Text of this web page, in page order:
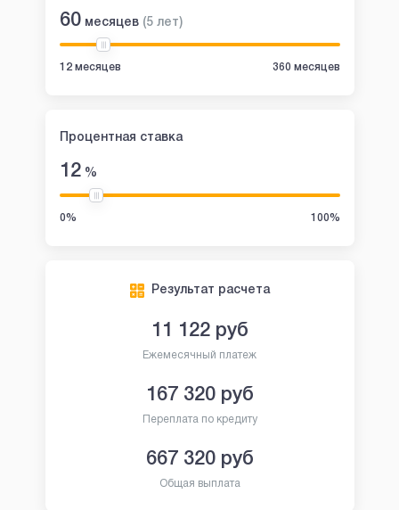
60 месяцев (5 лет)
12 месяцев 360 месяцев
Процентная ставка
12%
0% 100%
Результат расчета
11 122руб
Ежемесячный платеж
167 320руб
Переплата по кредиту
667 320руб
Общая выплата